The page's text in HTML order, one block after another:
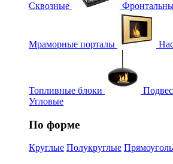
Сквозные
Мраморные порталы
Топливные блоки
Угловые
По форме
Круглые Полукруглые